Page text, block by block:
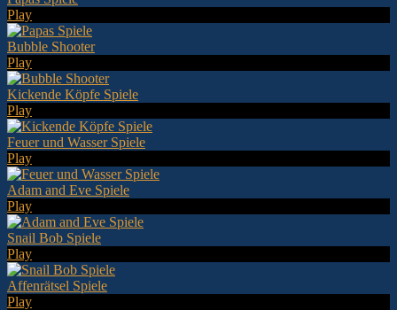
Play
Bubble Shooter
Play
Kickende Köpfe Spiele
Play
Feuer und Wasser Spiele
Play
Adam and Eve Spiele
Play
Snail Bob Spiele
Play
Affenrätsel Spiele
Play